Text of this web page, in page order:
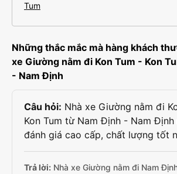
Tum
Những thắc mắc mà hàng khách
xe Giường nằm đi Kon Tum - Kon
- Nam Định
Câu hỏi: Nhà xe Giường nằm đi
Kon Tum từ Nam Định - Nam
đánh giá cao cấp, chất lượng tốt
Trả lời: Nhà xe Giường nằm đi Nam